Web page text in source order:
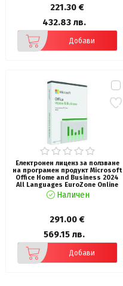
221.30 €
432.83 лв.
Добави
Електронен лиценз за ползване
на програмен продукт Microsoft
Office Home and Business 2024
All Languages EuroZone Online
Product Key License 1 License
Downloadable ESD NR
Наличен
291.00 €
569.15 лв.
Добави